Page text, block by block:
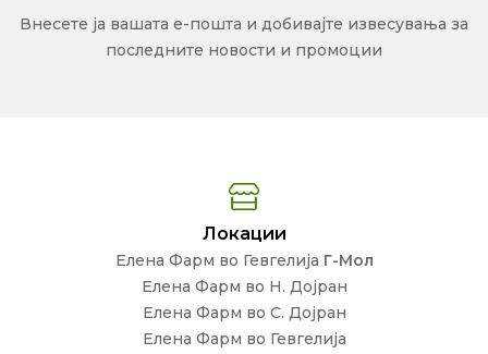
Внесете ја вашата е-пошта и добивајте извесувања за
последните новости и промоции
Локации
Елена Фарм во Гевгелија Г-Мол
Елена Фарм во Н. Дојран
Елена Фарм во С. Дојран
Елена Фарм во Гевгелија